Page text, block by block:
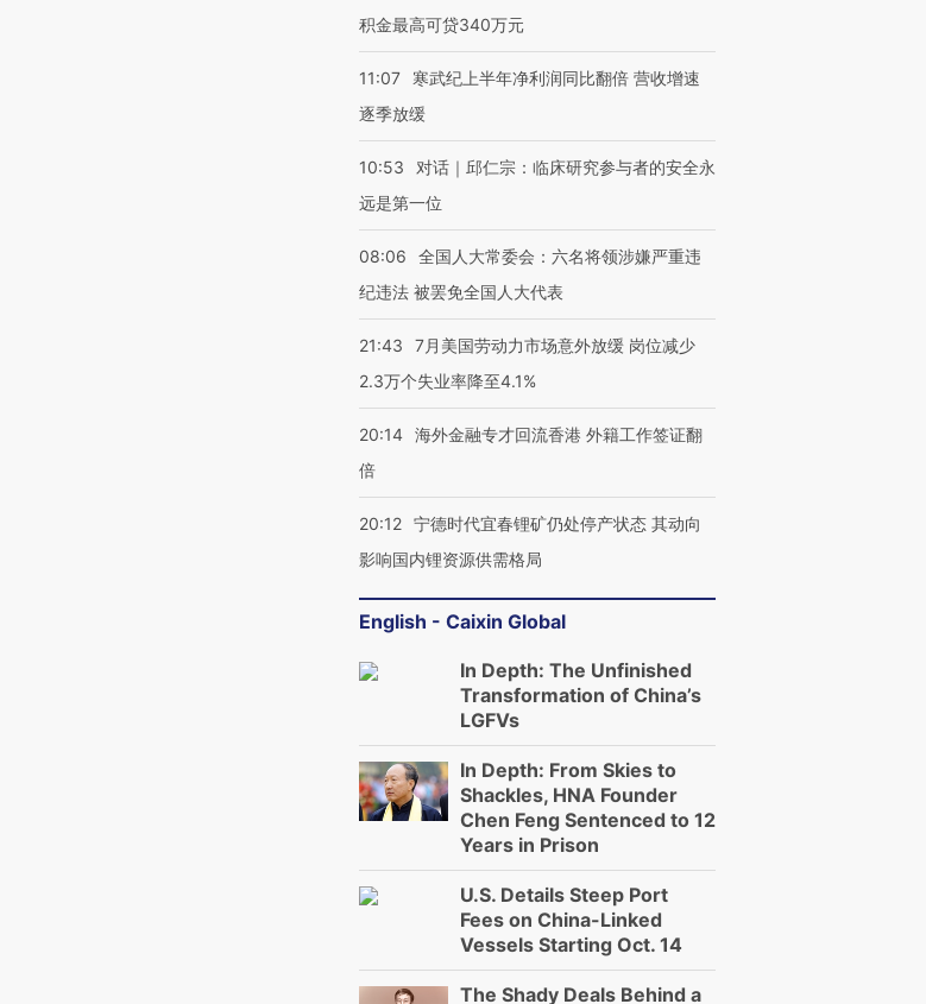
积金最高可贷340万元
11:07
寒武纪上半年净利润同比翻倍 营收增速
逐季放缓
10:53
对话｜邱仁宗：临床研究参与者的安全永
远是第一位
08:06
全国人大常委会：六名将领涉嫌严重违
纪违法 被罢免全国人大代表
21:43
7月美国劳动力市场意外放缓 岗位减少
2.3万个失业率降至4.1%
20:14 海外金融专才回流香港 外籍工作签证翻
倍
20:12 宁德时代宜春锂矿仍处停产状态 其动向
影响国内锂资源供需格局
English - Caixin Global
In Depth: The Unfinished
Transformation of China’s
LGFVs
In Depth: From Skies to
Shackles, HNA Founder
Chen Feng Sentenced to 12
Years in Prison
U.S. Details Steep Port
Fees on China-Linked
Vessels Starting Oct. 14
The Shady Deals Behind a